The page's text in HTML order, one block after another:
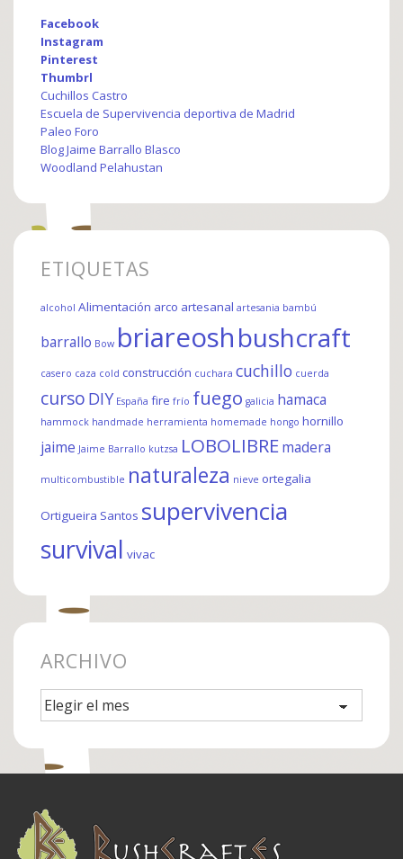
Facebook
Instagram
Pinterest
Thumbrl
Cuchillos Castro
Escuela de Supervivencia deportiva de Madrid
Paleo Foro
Blog Jaime Barrallo Blasco
Woodland Pelahustan
ETIQUETAS
alcohol Alimentación arco artesanal artesania bambú
barrallo Bow briareoshbushcraft
casero caza cold construcción cuchara cuchillo cuerda
curso DIY España fire frío fuego galicia hamaca
hammock handmade herramienta homemade hongo hornillo
jaime Jaime Barrallo kutzsa LOBOLIBREmadera
multicombustible naturaleza nieve ortegalia
Ortigueira Santos supervivencia
survival vivac
ARCHIVO
Archivo